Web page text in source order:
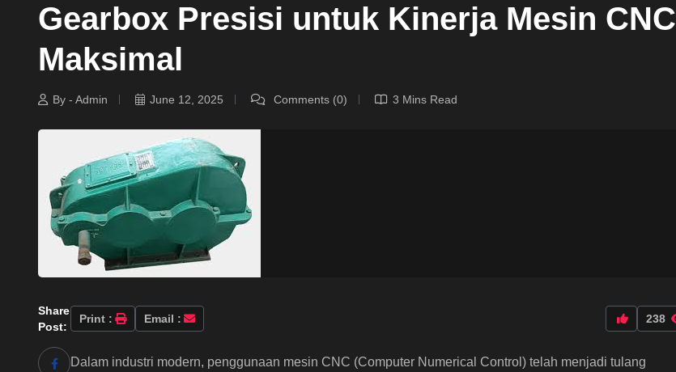
Gearbox Presisi untuk Kinerja Mesin CNC
Maksimal
By - Admin June 12, 2025 Comments (0) 3 Mins Read
Share
Post:
Print : Email : 238
Dalam industri modern, penggunaan mesin CNC (Computer Numerical Control) telah menjadi tulang